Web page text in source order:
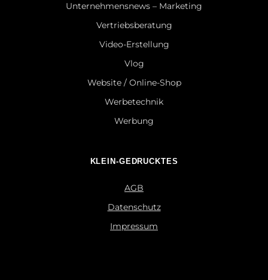
Unternehmensnews – Marketing
Vertriebsberatung
Video-Erstellung
Vlog
Website / Online-Shop
Werbetechnik
Werbung
KLEIN-GEDRUCKTES
AGB
Datenschutz
Impressum